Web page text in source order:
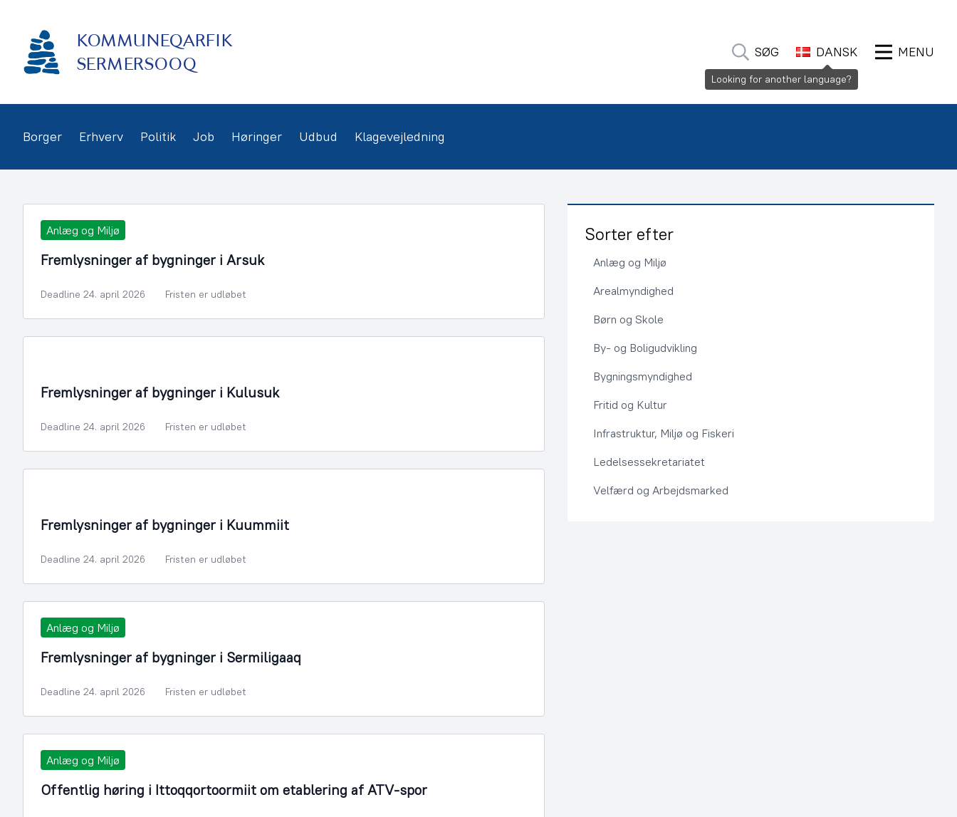
indhold
KOMMUNEQARFIK
SERMERSOOQ
SØG DANSK MENU
Borger Erhverv Politik Job Høringer Udbud Klagevejledning
Anlæg og Miljø
Fremlysninger af bygninger i Arsuk
Deadline 24. april 2026 Fristen er udløbet
Fremlysninger af bygninger i Kulusuk
Deadline 24. april 2026 Fristen er udløbet
Fremlysninger af bygninger i Kuummiit
Deadline 24. april 2026 Fristen er udløbet
Anlæg og Miljø
Fremlysninger af bygninger i Sermiligaaq
Deadline 24. april 2026 Fristen er udløbet
Anlæg og Miljø
Offentlig høring i Ittoqqortoormiit om etablering af ATV-spor
Sorter efter
Anlæg og Miljø
Arealmyndighed
Børn og Skole
By- og Boligudvikling
Bygningsmyndighed
Fritid og Kultur
Infrastruktur, Miljø og Fiskeri
Ledelsessekretariatet
Velfærd og Arbejdsmarked
Looking for another language?